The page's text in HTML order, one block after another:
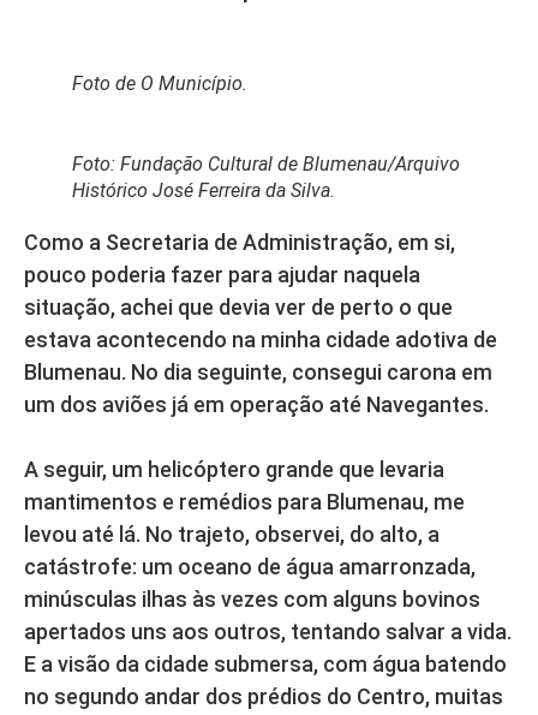
Foto de O Município.
Foto: Fundação Cultural de Blumenau/Arquivo
Histórico José Ferreira da Silva.
Como a Secretaria de Administração, em si,
pouco poderia fazer para ajudar naquela
situação, achei que devia ver de perto o que
estava acontecendo na minha cidade adotiva de
Blumenau. No dia seguinte, consegui carona em
um dos aviões já em operação até Navegantes.
A seguir, um helicóptero grande que levaria
mantimentos e remédios para Blumenau, me
levou até lá. No trajeto, observei, do alto, a
catástrofe: um oceano de água amarronzada,
minúsculas ilhas às vezes com alguns bovinos
apertados uns aos outros, tentando salvar a vida.
E a visão da cidade submersa, com água batendo
no segundo andar dos prédios do Centro, muitas